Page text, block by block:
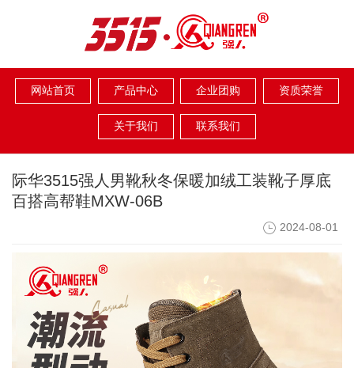
网站首页 产品中心 企业团购 资质荣誉
关于我们 联系我们
际华3515强人男靴秋冬保暖加绒工装靴子厚底
百搭高帮鞋MXW-06B
2024-08-01